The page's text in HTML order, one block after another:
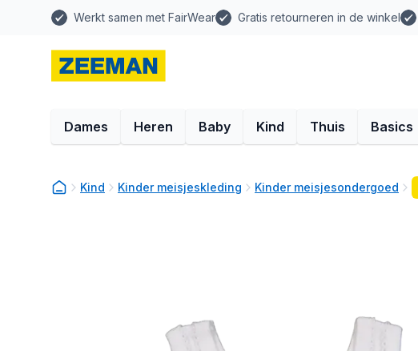
Werkt samen met FairWear Gratis retourneren in de winkel
Dames Heren Baby Kind Thuis Basics
Kind Kinder meisjeskleding Kinder meisjesondergoed